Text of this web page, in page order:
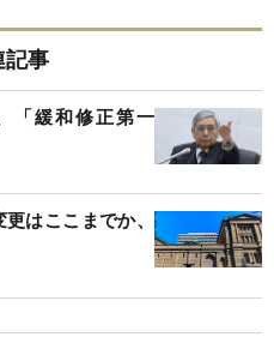
事
「緩和修正第一
はここまでか、